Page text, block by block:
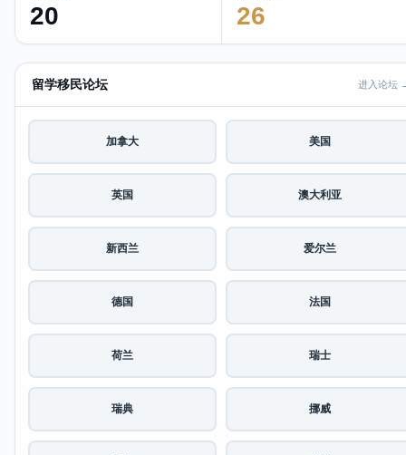
20 26
留学移民论坛 进入论坛
加拿大 美国
英国 澳大利亚
新西兰 爱尔兰
德国 法国
荷兰 瑞士
瑞典 挪威